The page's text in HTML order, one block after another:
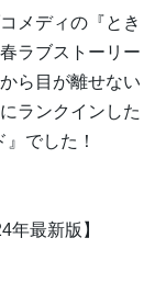
メディの『とき
ラブストーリー
ら目が離せない
ランクインした
でした！
最新版】